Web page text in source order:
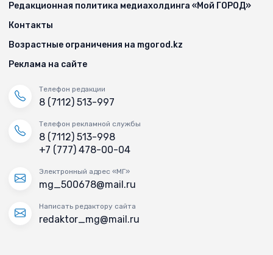
Редакционная политика медиахолдинга «Мой ГОРОД»
Контакты
Возрастные ограничения на mgorod.kz
Реклама на сайте
Телефон редакции
8 (7112) 513-997
Телефон рекламной службы
8 (7112) 513-998
+7 (777) 478-00-04
Электронный адрес «МГ»
mg_500678@mail.ru
Написать редактору сайта
redaktor_mg@mail.ru